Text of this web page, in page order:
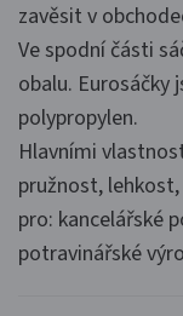
zavěsit v
Ve spodní části
obalu. Eurosáčky
polypropylen.
Hlavními
pružnost,
pro: kancelářské
potravinářské